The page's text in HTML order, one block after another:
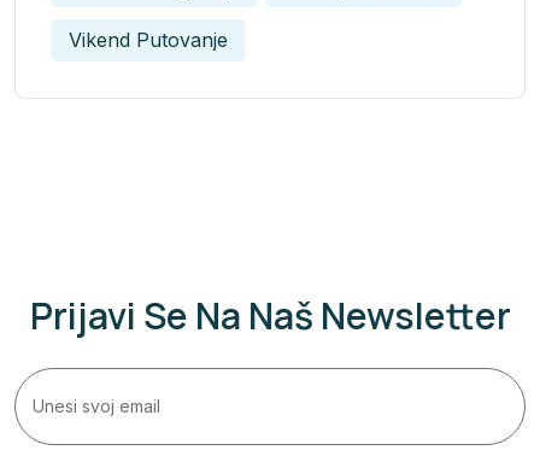
Vikend Putovanje
Prijavi Se Na Naš Newsletter